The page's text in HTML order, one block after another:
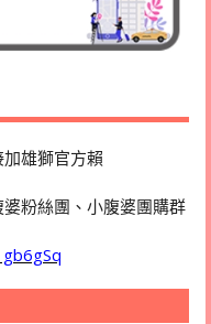
雄獅官方賴
粉絲團、小腹婆團購群